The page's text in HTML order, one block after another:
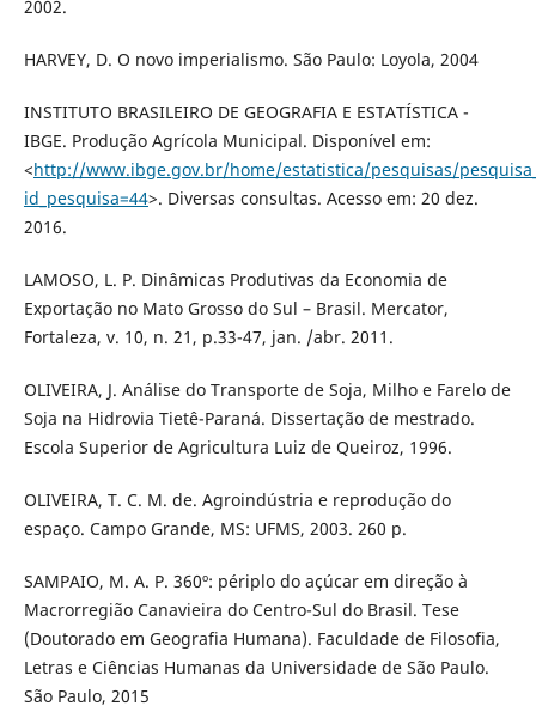
2002.
HARVEY, D. O novo imperialismo. São Paulo: Loyola, 2004
INSTITUTO BRASILEIRO DE GEOGRAFIA E ESTATÍSTICA -
IBGE. Produção Agrícola Municipal. Disponível em:
<http://www.ibge.gov.br/home/estatistica/pesquisas/
id_pesquisa=44>. Diversas consultas. Acesso em: 20 dez.
2016.
LAMOSO, L. P. Dinâmicas Produtivas da Economia de
Exportação no Mato Grosso do Sul – Brasil. Mercator,
Fortaleza, v. 10, n. 21, p.33-47, jan. /abr. 2011.
OLIVEIRA, J. Análise do Transporte de Soja, Milho e Farelo de
Soja na Hidrovia Tietê-Paraná. Dissertação de mestrado.
Escola Superior de Agricultura Luiz de Queiroz, 1996.
OLIVEIRA, T. C. M. de. Agroindústria e reprodução do
espaço. Campo Grande, MS: UFMS, 2003. 260 p.
SAMPAIO, M. A. P. 360º: périplo do açúcar em direção à
Macrorregião Canavieira do Centro-Sul do Brasil. Tese
(Doutorado em Geografia Humana). Faculdade de Filosofia,
Letras e Ciências Humanas da Universidade de São Paulo.
São Paulo, 2015